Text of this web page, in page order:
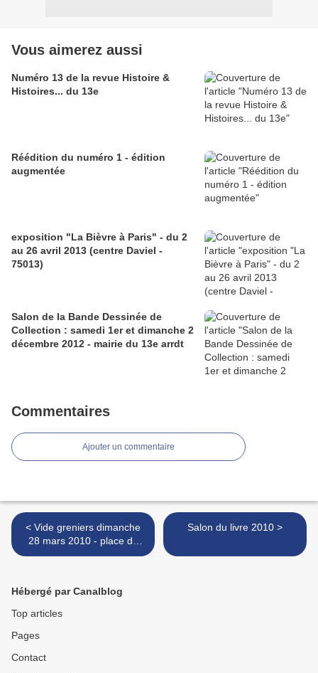
Vous aimerez aussi
Numéro 13 de la revue Histoire &
Histoires... du 13e
Réédition du numéro 1 - édition
augmentée
exposition "La Bièvre à Paris" - du 2
au 26 avril 2013 (centre Daviel -
75013)
Salon de la Bande Dessinée de
Collection : samedi 1er et dimanche 2
décembre 2012 - mairie du 13e arrdt
Commentaires
Ajouter un commentaire
< Vide greniers dimanche
28 mars 2010 - place de
Rungis - 75013
Salon du livre 2010 >
Hébergé par Canalblog
Top articles
Pages
Contact